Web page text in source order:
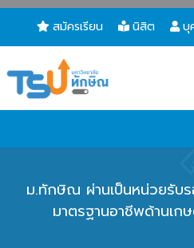
สมัครเรียน นิสิต บุ
ม.ทักษิณ ผ่านเป็นหน่วยรับ
มาตรฐานอาชีพด้านเก